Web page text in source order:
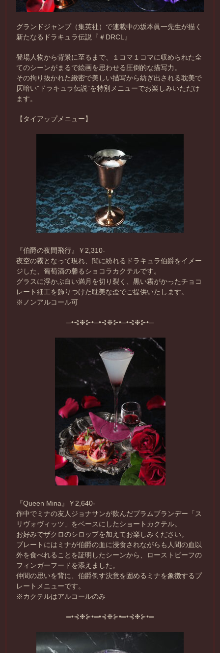
グランドジャンプ（集英社）で連載中の坂本眞一先生が描く
新たなるドラキュラ伝説『＃DRCL』
登場人物から背景に至るまで、１コマ１コマに収められた全
てのシーンがまるで絵画を思わせる圧倒的な描写力。
その拘り抜かれた緻密で美しい描写から紡ぎ出される耽美で
仄暗い”ドラキュラ伝説”を特別メニューでお楽しみいただけ
ます。
【タイアップメニュー】
『伯爵の夜間飛行』￥2,310-
夜空の霧となって現れ、闇に紛れるドラキュラ伯爵をイメー
ジした、葡萄酒の馨るショコラカクテルです。
グラスに浮かぶ白い満月を切り裂く、黒い霧がかったチョコ
レート細工を飾りつけた耽美な盃でご提供いたします。
※ノンアルコール可
═•⊰❉⊱•═•⊰❉⊱•═•⊰❉⊱•═
『Queen Mina』￥2,640-
作中でミナの友人ジョナサンが飲んだプラムブランデー「ス
リヴォヴィッツ」をベースにしたショートカクテル。
お好みでザクロのシロップを加えてお楽しみください。
プレートにはミナが伯爵の血に浸食されながらも人間の血以
外を食べれることを証明したシーンから、ローストビーフの
フィンガーフードを添えました。
仲間の思いを背に、伯爵倒す決意を固めるミナを象徴するプ
レートメニューです。
※カクテルはアルコールのみ
═•⊰❉⊱•═•⊰❉⊱•═•⊰❉⊱•═